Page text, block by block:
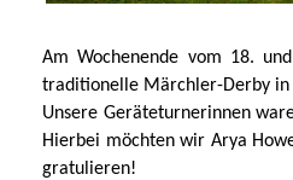
Am Wochenende vom 18.
traditionelle Märchler-Derby in
Unsere Geräteturnerinnen
Hierbei möchten wir Arya
gratulieren!